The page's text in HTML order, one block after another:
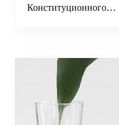
Конституционного…